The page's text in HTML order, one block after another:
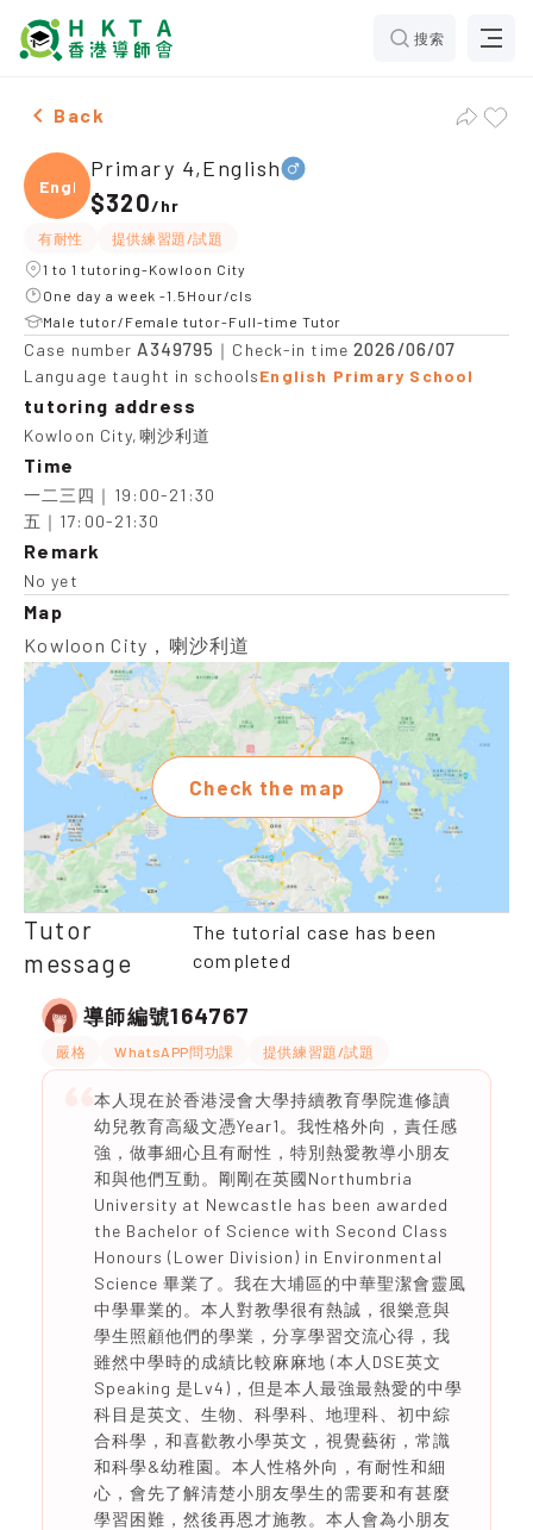
搜索
Male Primary 4,English，Kowloon City Tuition
Back
Engli
Primary 4,English
$320/hr
有耐性
提供練習題/試題
1 to 1 tutoring-Kowloon City
One day a week -1.5Hour/cls
Male tutor/Female tutor-Full-time Tutor
Case number A349795 ｜Check-in time2026/06/07
Language taught in schoolsEnglish Primary School
tutoring address
Kowloon City,喇沙利道
Time
一二三四｜19:00-21:30
五｜17:00-21:30
Remark
No yet
Map
Kowloon City，喇沙利道
Check the map
Tutor
message
The tutorial case has been
completed
導師編號164767
嚴格 WhatsAPP問功課 提供練習題/試題
本人現在於香港浸會大學持續教育學院進修讀
幼兒教育高級文憑Year1。我性格外向，責任感
強，做事細心且有耐性，特別熱愛教導小朋友
和與他們互動。剛剛在英國Northumbria
University at Newcastle has been awarded
the Bachelor of Science with Second Class
Honours (Lower Division) in Environmental
Science 畢業了。我在大埔區的中華聖潔會靈風
中學畢業的。本人對教學很有熱誠，很樂意與
學生照顧他們的學業，分享學習交流心得，我
雖然中學時的成績比較麻麻地 (本人DSE英文
Speaking 是Lv4)，但是本人最強最熱愛的中學
科目是英文、生物、科學科、地理科、初中綜
合科學，和喜歡教小學英文，視覺藝術，常識
和科學&幼稚園。本人性格外向，有耐性和細
心，會先了解清楚小朋友學生的需要和有甚麼
學習困難，然後再恩才施教。本人會為小朋友